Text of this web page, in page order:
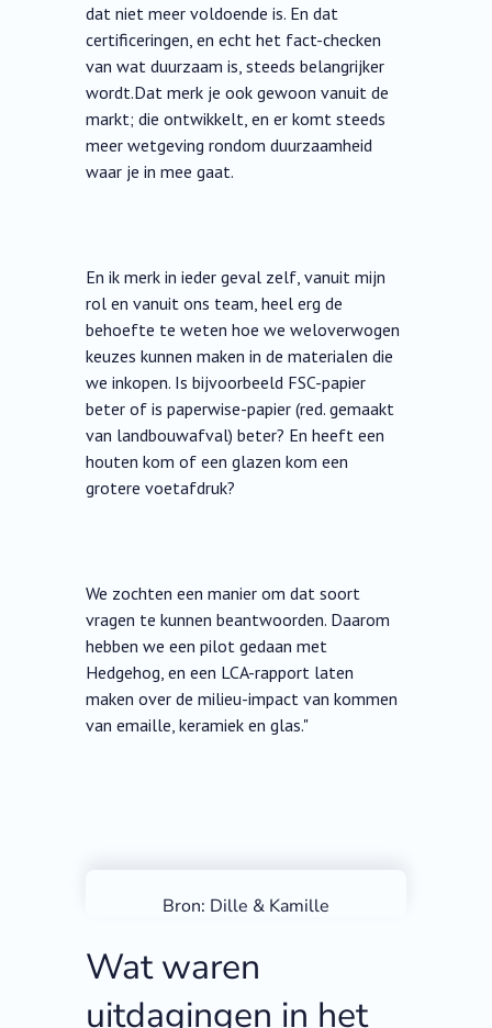
dat niet meer voldoende is. En dat
certificeringen, en echt het fact-checken
van wat duurzaam is, steeds belangrijker
wordt.Dat merk je ook gewoon vanuit de
markt; die ontwikkelt, en er komt steeds
meer wetgeving rondom duurzaamheid
waar je in mee gaat.
En ik merk in ieder geval zelf, vanuit mijn
rol en vanuit ons team, heel erg de
behoefte te weten hoe we weloverwogen
keuzes kunnen maken in de materialen die
we inkopen. Is bijvoorbeeld FSC-papier
beter of is paperwise-papier (red. gemaakt
van landbouwafval) beter? En heeft een
houten kom of een glazen kom een
grotere voetafdruk?
We zochten een manier om dat soort
vragen te kunnen beantwoorden. Daarom
hebben we een pilot gedaan met
Hedgehog, en een LCA-rapport laten
maken over de milieu-impact van kommen
van emaille, keramiek en glas."
Bron: Dille & Kamille
Wat waren
uitdagingen in het